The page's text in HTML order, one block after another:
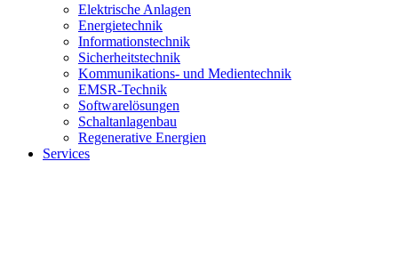
Elektrische Anlagen
Energietechnik
Informationstechnik
Sicherheitstechnik
Kommunikations- und Medientechnik
EMSR-Technik
Softwarelösungen
Schaltanlagenbau
Regenerative Energien
Services